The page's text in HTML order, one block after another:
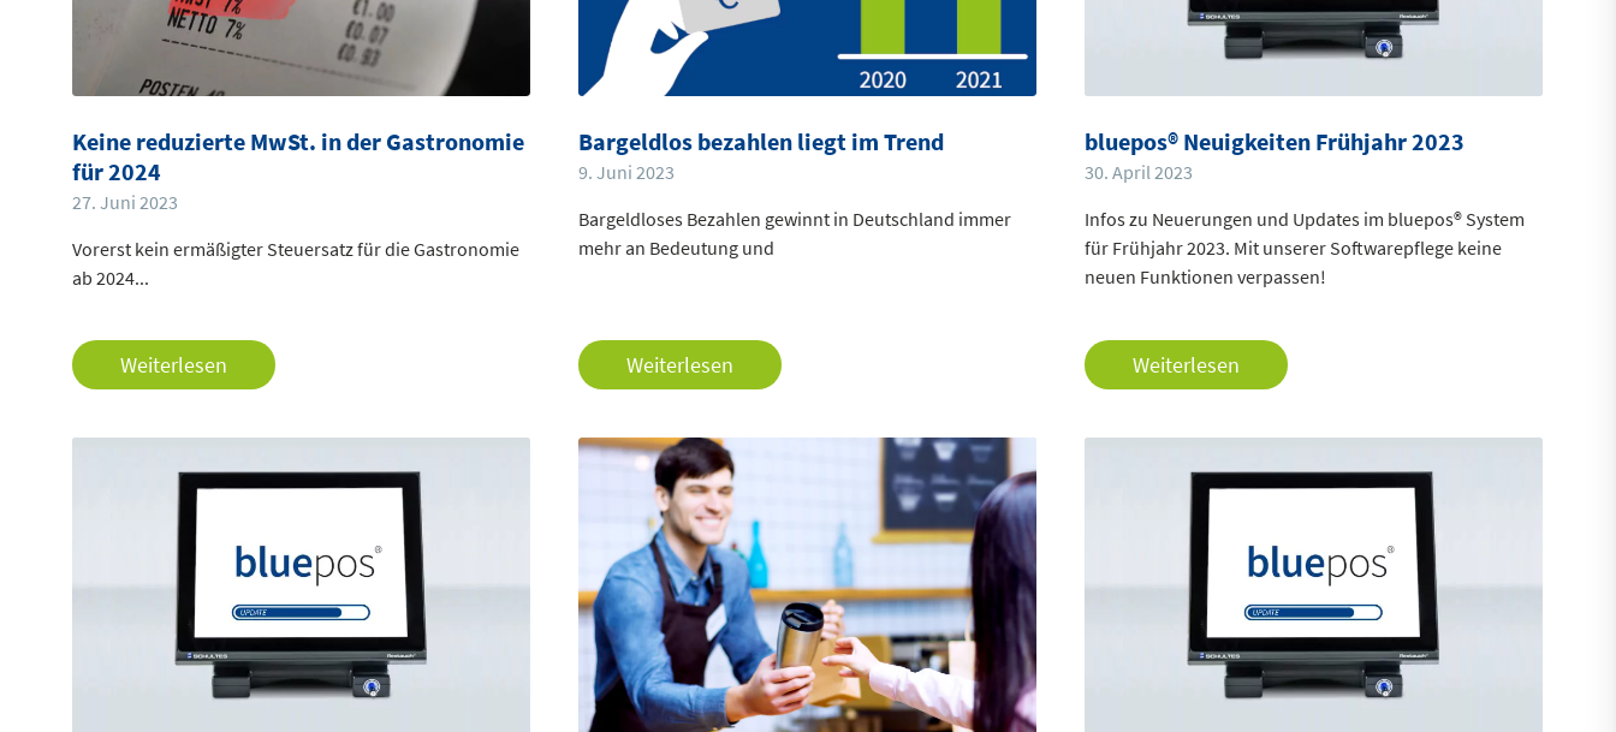
Keine reduzierte MwSt. in der Gastronomie
für 2024
27. Juni 2023
Vorerst kein ermäßigter Steuersatz für die Gastronomie
ab 2024...
Weiterlesen
Bargeldlos bezahlen liegt im Trend
9. Juni 2023
Bargeldloses Bezahlen gewinnt in Deutschland immer
mehr an Bedeutung und
Weiterlesen
bluepos® Neuigkeiten Frühjahr 2023
30. April 2023
Infos zu Neuerungen und Updates im bluepos® System
für Frühjahr 2023. Mit unserer Softwarepflege keine
neuen Funktionen verpassen!
Weiterlesen